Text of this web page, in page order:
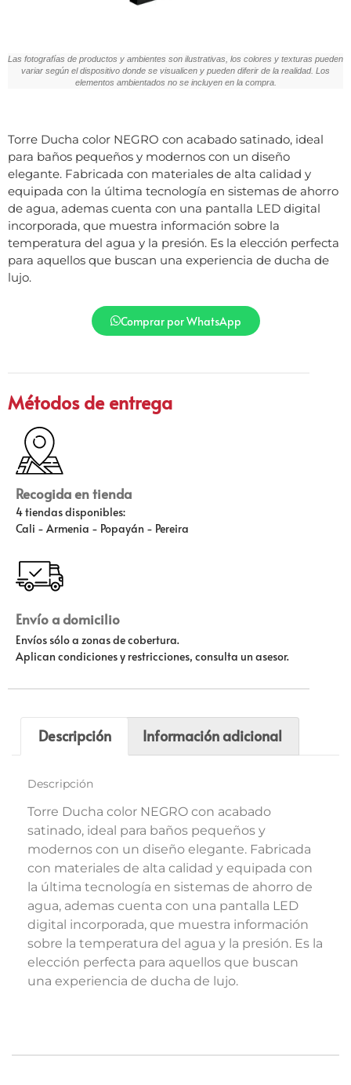
Las fotografías de productos y ambientes son ilustrativas, los colores y texturas pueden
variar según el dispositivo donde se visualicen y pueden diferir de la realidad. Los
elementos ambientados no se incluyen en la compra.
Torre Ducha color NEGRO con acabado satinado, ideal
para baños pequeños y modernos con un diseño
elegante. Fabricada con materiales de alta calidad y
equipada con la última tecnología en sistemas de ahorro
de agua, ademas cuenta con una pantalla LED digital
incorporada, que muestra información sobre la
temperatura del agua y la presión. Es la elección perfecta
para aquellos que buscan una experiencia de ducha de
lujo.
Comprar por WhatsApp
Métodos de entrega
Recogida en tienda
4 tiendas disponibles:
Cali - Armenia - Popayán - Pereira
Envío a domicilio
Envíos sólo a zonas de cobertura.
Aplican condiciones y restricciones, consulta un asesor.
Descripción Información adicional
Descripción
Torre Ducha color NEGRO con acabado
satinado, ideal para baños pequeños y
modernos con un diseño elegante. Fabricada
con materiales de alta calidad y equipada con
la última tecnología en sistemas de ahorro de
agua, ademas cuenta con una pantalla LED
digital incorporada, que muestra información
sobre la temperatura del agua y la presión. Es la
elección perfecta para aquellos que buscan
una experiencia de ducha de lujo.